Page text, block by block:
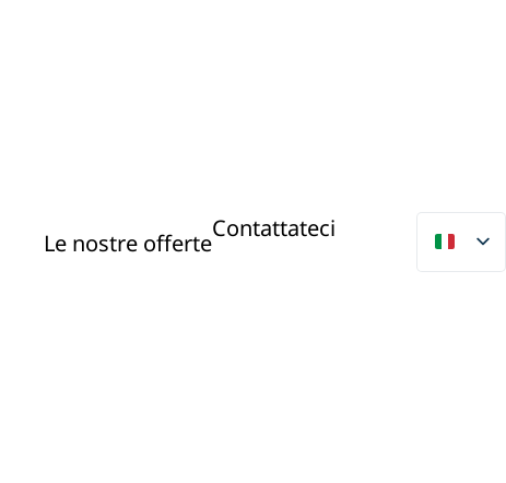
Le nostre offerte
Contattateci